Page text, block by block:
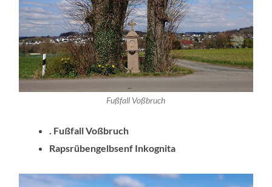
Fußfall Voßbruch
. Fußfall Voßbruch
Rapsrübengelbsenf Inkognita